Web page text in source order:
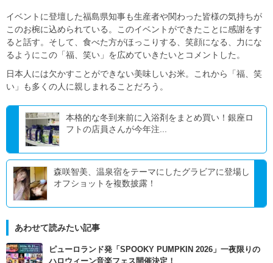
イベントに登壇した福島県知事も生産者や関わった皆様の気持ちが
このお椀に込められている。このイベントができたことに感謝をす
ると話す。そして、食べた方がほっこりする、笑顔になる、力にな
るようにこの「福、笑い」を広めていきたいとコメントした。
日本人には欠かすことができない美味しいお米。これから「福、笑
い」も多くの人に親しまれることだろう。
本格的な冬到来前に入浴剤をまとめ買い！銀座ロ
フトの店員さんが今年注...
森咲智美、温泉宿をテーマにしたグラビアに登場し
オフショットを複数披露！
あわせて読みたい記事
ピューロランド発「SPOOKY PUMPKIN 2026」一夜限りの
ハロウィーン音楽フェス開催決定！